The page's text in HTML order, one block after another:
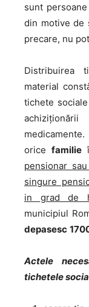
sunt
din motive de
precare, nu
Distribuirea
material
tichete
oricefamilie
pensionar
singure
in grad de
municipiul
depasesc
Actele
tichetele